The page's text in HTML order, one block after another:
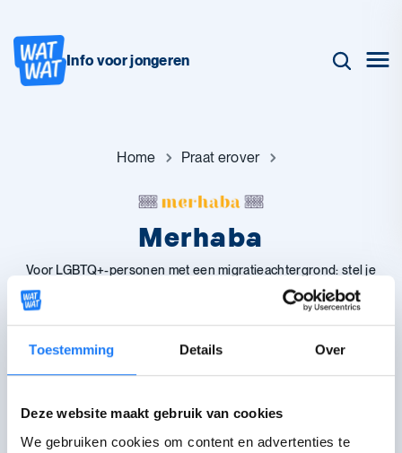
Toestemming Details Over
Deze website maakt gebruik van cookies
We gebruiken cookies om content en advertenties te
Info voor jongeren
Home Praat erover
Merhaba
Voor LGBTQ+-personen met een migratieachtergrond: stel je
vragen of ontmoet andere mensen.
Chat met Merhaba
Bereikbaar van maandag tot en met vrijdag
Mail met Merhaba